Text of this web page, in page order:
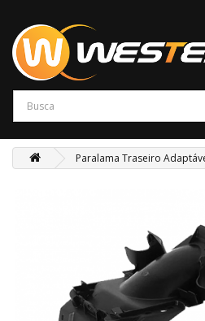
Paralama Traseiro